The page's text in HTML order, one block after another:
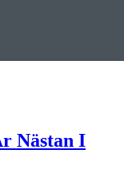
Nästan I